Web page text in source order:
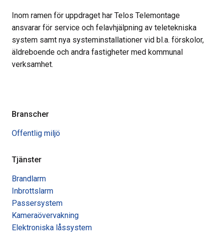
Inom ramen för uppdraget har Telos Telemontage
ansvarar för service och felavhjälpning av teletekniska
system samt nya systeminstallationer vid bl.a. förskolor,
äldreboende och andra fastigheter med kommunal
verksamhet.
Branscher
Offentlig miljö
Tjänster
Brandlarm
Inbrottslarm
Passersystem
Kameraövervakning
Elektroniska låssystem